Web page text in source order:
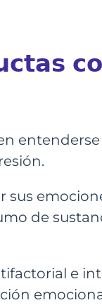
de
e